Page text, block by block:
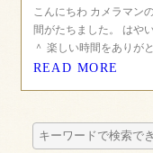
こんにちわ カメラマン
間がたちました。 はや
＾ 楽しい時間をありが
READ MORE